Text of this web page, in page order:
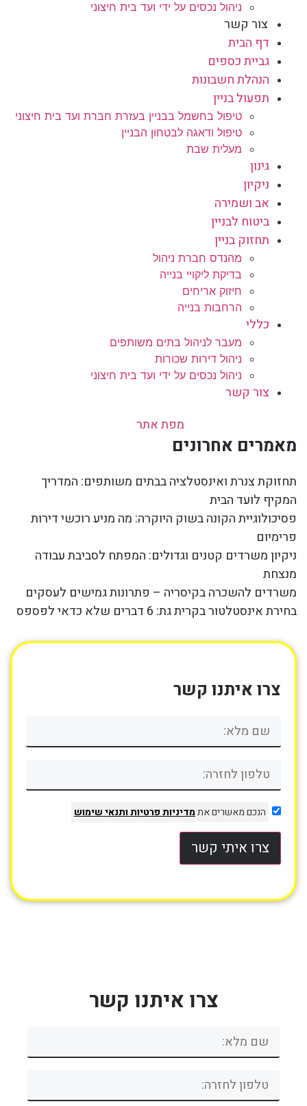
ניהול נכסים על ידי ועד בית חיצוני
צור קשר
דף הבית
גביית כספים
הנהלת חשבונות
תפעול בניין
טיפול בחשמל בבניין בעזרת חברת ועד בית חיצוני
טיפול ודאגה לבטחון הבניין
מעלית שבת
גינון
ניקיון
אב ושמירה
ביטוח לבניין
תחזוק בניין
מהנדס חברת ניהול
בדיקת ליקויי בנייה
חיזוק אריחים
הרחבות בנייה
כללי
מעבר לניהול בתים משותפים
ניהול דירות שכורות
ניהול נכסים על ידי ועד בית חיצוני
צור קשר
מפת אתר
מאמרים אחרונים
תחזוקת צנרת ואינסטלציה בבתים משותפים: המדריך
המקיף לועד הבית
פסיכולוגיית הקונה בשוק היוקרה: מה מניע רוכשי דירות
פרימיום
ניקיון משרדים קטנים וגדולים: המפתח לסביבת עבודה
מנצחת
משרדים להשכרה בקיסריה – פתרונות גמישים לעסקים
בחירת אינסטלטור בקרית גת: 6 דברים שלא כדאי לפספס
צרו איתנו קשר
הנכם מאשרים אתמדיניות פרטיותותנאי שימוש
צרו איתי קשר
צרו איתנו קשר